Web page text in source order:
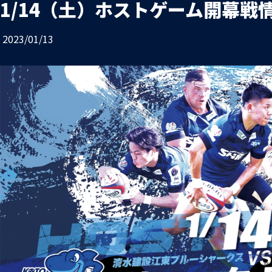
1/14（土）ホストゲーム開幕戦
2023/01/13
お問い合わせ